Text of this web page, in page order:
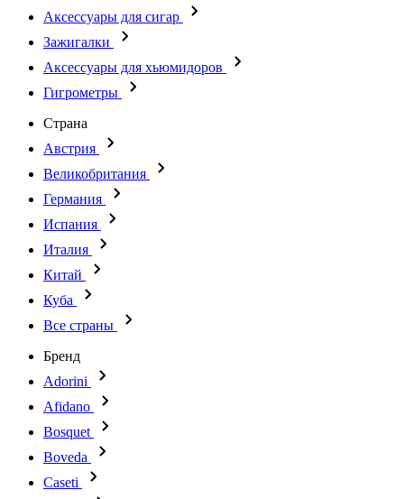
Аксессуары для сигар
Зажигалки
Аксессуары для хьюмидоров
Гигрометры
Страна
Австрия
Великобритания
Германия
Испания
Италия
Китай
Куба
Все страны
Бренд
Adorini
Afidano
Bosquet
Boveda
Caseti